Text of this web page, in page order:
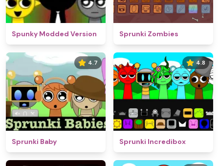
Spunky Modded Version Sprunki Zombies
4.7
Sprunki Baby
4.8
Sprunki Incredibox